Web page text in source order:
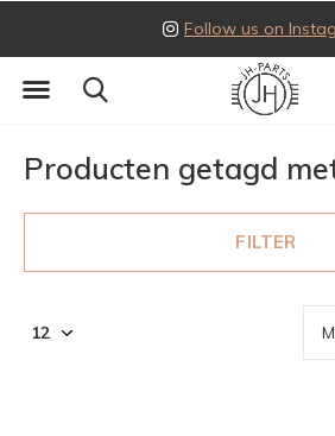
Follow us on
Producten getagd
FILTER